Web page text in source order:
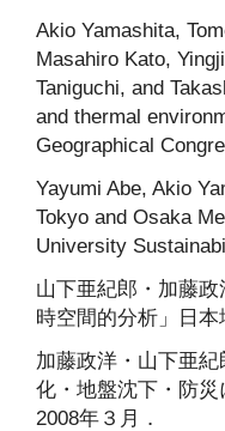
Akio Yamashita,
Masahiro Kato,
Taniguchi, and
and thermal
Geographical
Yayumi Abe, Akio
Tokyo and Osaka
University
山下亜紀郎・加藤
時空間的分析」日
加藤政洋・山下亜
化・地盤沈下・防
2008年３月．